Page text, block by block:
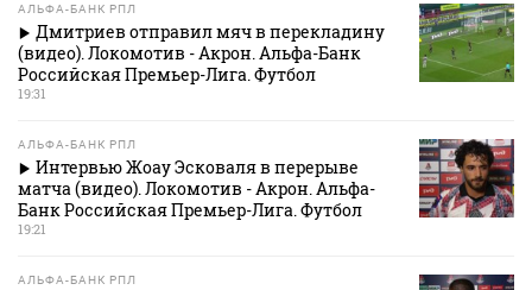
АЛЬФА-БАНК РПЛ
Дмитриев отправил мяч в перекладину
(видео). Локомотив - Акрон. Альфа-Банк
Российская Премьер-Лига. Футбол
19:31
АЛЬФА-БАНК РПЛ
Интервью Жоау Эсковаля в перерыве
матча (видео). Локомотив - Акрон. Альфа-
Банк Российская Премьер-Лига. Футбол
19:21
АЛЬФА-БАНК РПЛ